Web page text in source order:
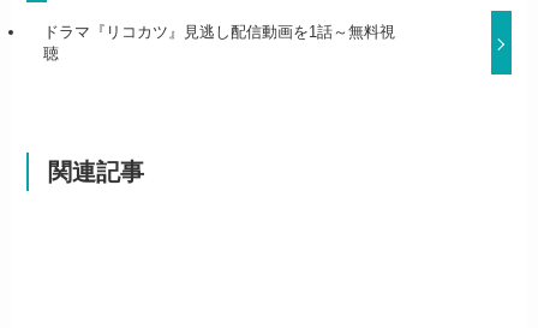
ドラマ『リコカツ』見逃し配信動画を1話～無料視
聴
関連記事